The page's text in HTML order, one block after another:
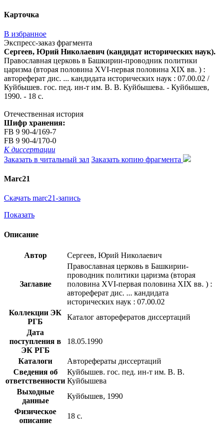
Карточка
В избранное
Экспресс-заказ фрагмента
Сергеев, Юрий Николаевич (кандидат исторических наук).
Православная церковь в Башкирии-проводник политики
царизма (вторая половина XVI-первая половина XIX вв. ) :
автореферат дис. ... кандидата исторических наук : 07.00.02 /
Куйбышев. гос. пед. ин-т им. В. В. Куйбышева. - Куйбышев,
1990. - 18 с.
Отечественная история
Шифр хранения:
FB 9 90-4/169-7
FB 9 90-4/170-0
К диссертации
Заказать в читальный зал Заказать копию фрагмента
Marc21
Скачать marc21-запись
Показать
Описание
Автор Сергеев, Юрий Николаевич
Заглавие
Православная церковь в Башкирии-
проводник политики царизма (вторая
половина XVI-первая половина XIX вв. ) :
автореферат дис. ... кандидата
исторических наук : 07.00.02
Коллекции ЭК
РГБ
Каталог авторефератов диссертаций
Дата
поступления в
ЭК РГБ
18.05.1990
Каталоги
Авторефераты диссертаций
Сведения об
ответственности
Куйбышев. гос. пед. ин-т им. В. В.
Куйбышева
Выходные
данные
Куйбышев, 1990
Физическое
описание
18 с.